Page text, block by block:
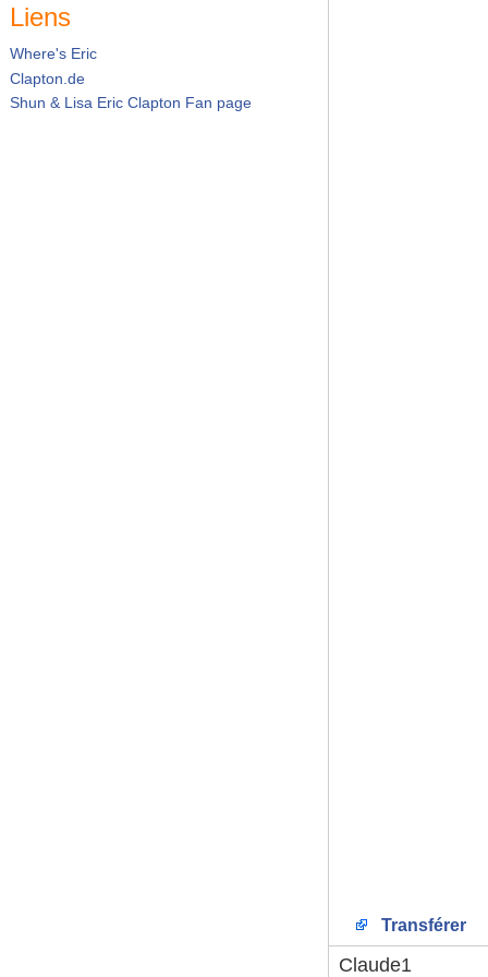
Liens
Where's Eric
Clapton.de
Shun & Lisa Eric Clapton Fan page
Transférer
Claude1